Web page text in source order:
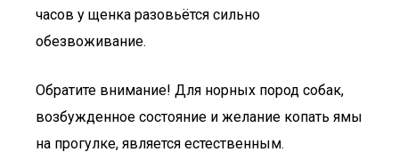
часов у щенка разовьётся сильно
обезвоживание.
Обратите внимание! Для норных пород собак,
возбужденное состояние и желание копать ямы
на прогулке, является естественным.